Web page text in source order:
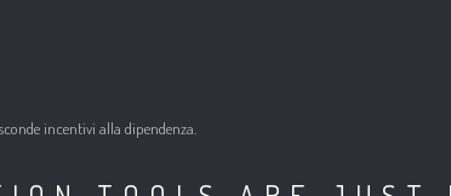
incentivi alla dipendenza.